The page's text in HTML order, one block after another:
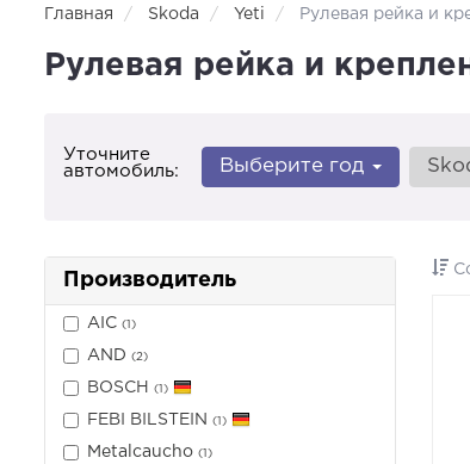
Главная Skoda Yeti Рулевая рейка и
Рулевая рейка и
Уточните
автомобиль:
Выберите год
Производитель
AIC (1)
AND (2)
BOSCH (1)
FEBI BILSTEIN (1)
Metalcaucho (1)